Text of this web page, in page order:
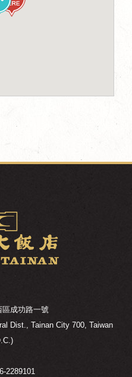
成功路一號
Dist., Tainan City 700, Taiwan
2289101